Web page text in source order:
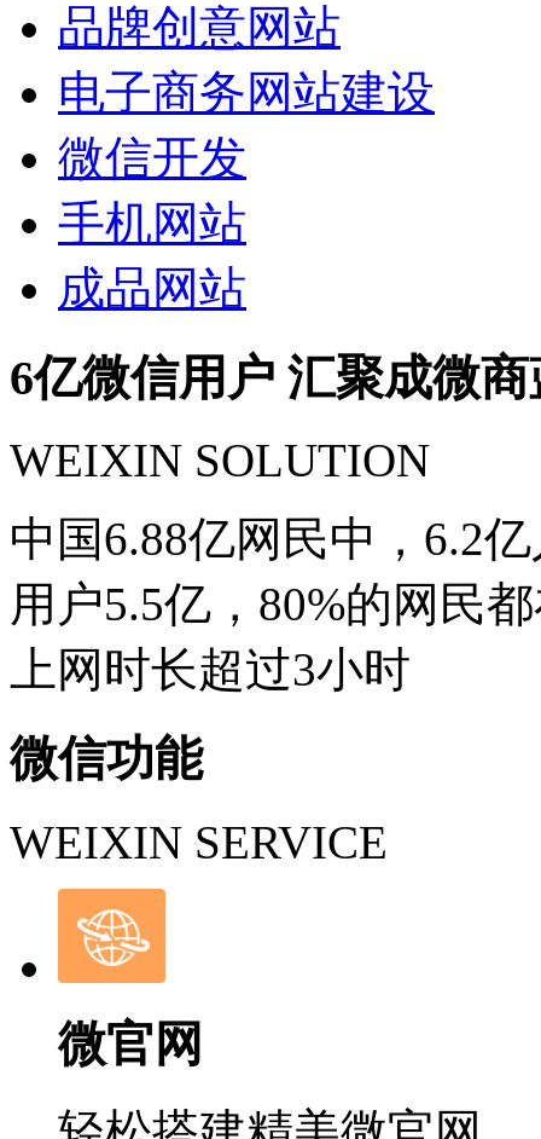
品牌创意网站
电子商务网站建设
微信开发
手机网站
成品网站
6亿微信用户 汇聚成微
WEIXIN SOLUTION
中国6.88亿网民中，6.2
用户5.5亿，80%的网民
上网时长超过3小时
微信功能
WEIXIN SERVICE
微官网